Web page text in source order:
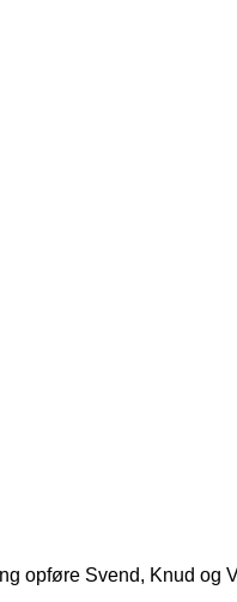
opføre Svend, Knud og